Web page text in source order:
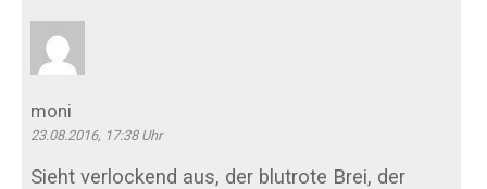
moni
23.08.2016, 17:38 Uhr
Sieht verlockend aus, der blutrote Brei, der